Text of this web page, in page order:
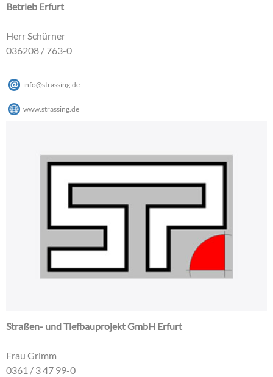
Betrieb Erfurt
Herr Schürner
036208 / 763-0
info@strassing.de
www.strassing.de
Straßen- und Tiefbauprojekt GmbH Erfurt
Frau Grimm
0361 / 3 47 99-0